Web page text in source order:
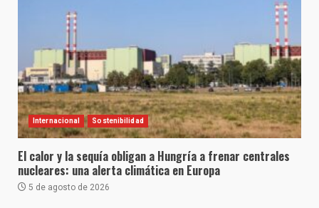
Internacional Sostenibilidad
El calor y la sequía obligan a Hungría a frenar centrales
nucleares: una alerta climática en Europa
5 de agosto de 2026